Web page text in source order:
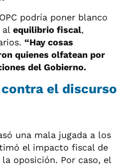
podría poner blanco
al equilibrio fiscal,
“Hay cosas
quienes olfatean por
del Gobierno.
contra el discurso
una mala jugada a los
el impacto fiscal de
oposición. Por caso, el